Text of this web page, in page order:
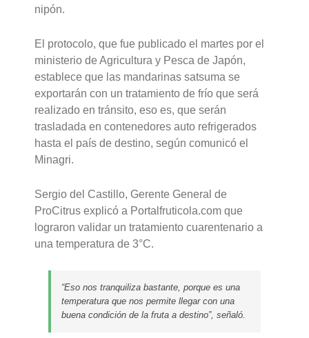
nipón.
El protocolo, que fue publicado el martes por el
ministerio de Agricultura y Pesca de Japón,
establece que las mandarinas satsuma se
exportarán con un tratamiento de frío que será
realizado en tránsito, eso es, que serán
trasladada en contenedores auto refrigerados
hasta el país de destino, según comunicó el
Minagri.
Sergio del Castillo, Gerente General de
ProCitrus explicó a Portalfruticola.com que
lograron validar un tratamiento cuarentenario a
una temperatura de 3°C.
“Eso nos tranquiliza bastante, porque es una
temperatura que nos permite llegar con una
buena condición de la fruta a destino”, señaló.